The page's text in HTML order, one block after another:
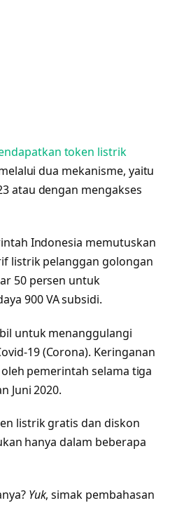
token listrik
dua mekanisme, yaitu
atau dengan mengakses
Indonesia memutuskan
listrik pelanggan golongan
50 persen untuk
900 VA subsidi.
untuk menanggulangi
19 (Corona). Keringanan
pemerintah selama tiga
Juni 2020.
listrik gratis dan diskon
hanya dalam beberapa
Yuk, simak pembahasan